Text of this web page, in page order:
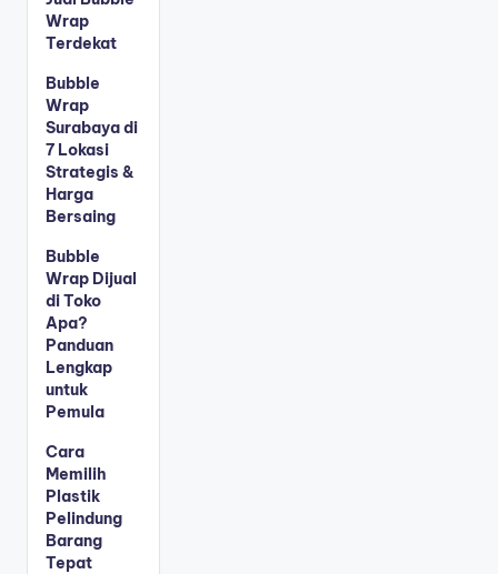
Wrap
Terdekat
Bubble
Wrap
Surabaya di
7 Lokasi
Strategis &
Harga
Bersaing
Bubble
Wrap Dijual
di Toko
Apa?
Panduan
Lengkap
untuk
Pemula
Cara
Memilih
Plastik
Pelindung
Barang
Tepat